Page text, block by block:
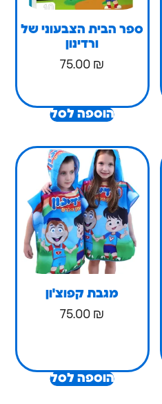
הצבעוני של
75.00
הוספה לסל
מגבת קפוצ'ון
75.00
הוספה לסל